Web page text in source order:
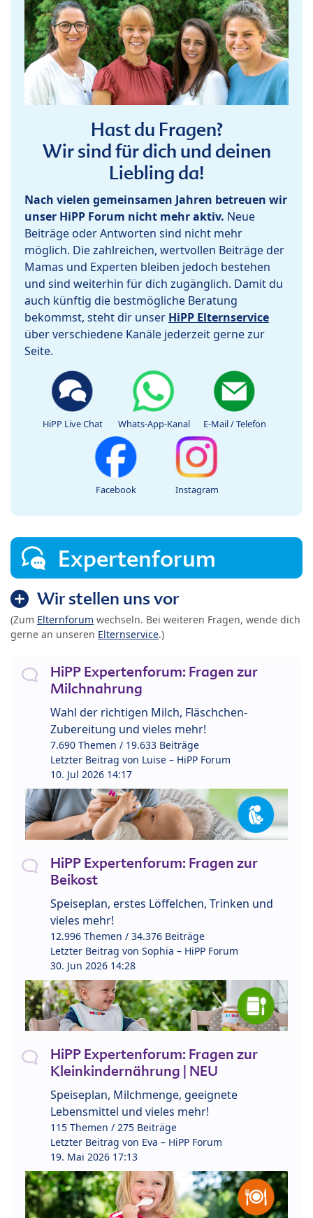
Hast du Fragen?
Wir sind für dich und deinen
Liebling da!
Nach vielen gemeinsamen Jahren betreuen wir
unser HiPP Forum nicht mehr aktiv. Neue
Beiträge oder Antworten sind nicht mehr
möglich. Die zahlreichen, wertvollen Beiträge der
Mamas und Experten bleiben jedoch bestehen
und sind weiterhin für dich zugänglich. Damit du
auch künftig die bestmögliche Beratung
bekommst, steht dir unser HiPP Elternservice
über verschiedene Kanäle jederzeit gerne zur
Seite.
HiPP Live Chat Whats-App-Kanal E-Mail / Telefon
Facebook Instagram
Expertenforum
Wir stellen uns vor
(Zum Elternforum wechseln. Bei weiteren Fragen, wende dich
gerne an unseren Elternservice.)
HiPP Expertenforum: Fragen zur
Milchnahrung
Wahl der richtigen Milch, Fläschchen-
Zubereitung und vieles mehr!
7.690 Themen / 19.633 Beiträge
Letzter Beitrag von Luise – HiPP Forum
10. Jul 2026 14:17
HiPP Expertenforum: Fragen zur
Beikost
Speiseplan, erstes Löffelchen, Trinken und
vieles mehr!
12.996 Themen / 34.376 Beiträge
Letzter Beitrag von Sophia – HiPP Forum
30. Jun 2026 14:28
HiPP Expertenforum: Fragen zur
Kleinkindernährung | NEU
Speiseplan, Milchmenge, geeignete
Lebensmittel und vieles mehr!
115 Themen / 275 Beiträge
Letzter Beitrag von Eva – HiPP Forum
19. Mai 2026 17:13